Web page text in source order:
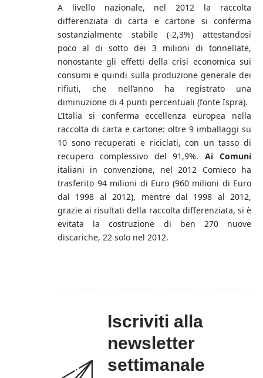
A livello nazionale, nel 2012 la raccolta
differenziata di carta e cartone si conferma
sostanzialmente stabile (-2,3%) attestandosi
poco al di sotto dei 3 milioni di tonnellate,
nonostante gli effetti della crisi economica sui
consumi e quindi sulla produzione generale dei
rifiuti, che nell’anno ha registrato una
diminuzione di 4 punti percentuali (fonte Ispra).
L’Italia si conferma eccellenza europea nella
raccolta di carta e cartone: oltre 9 imballaggi su
10 sono recuperati e riciclati, con un tasso di
recupero complessivo del 91,9%.Ai Comuni
italiani in convenzione, nel 2012 Comieco ha
trasferito 94 milioni di Euro (960 milioni di Euro
dal 1998 al 2012), mentre dal 1998 al 2012,
grazie ai risultati della raccolta differenziata, si è
evitata la costruzione di ben 270 nuove
discariche, 22 solo nel 2012.
Iscriviti alla
newsletter
settimanale